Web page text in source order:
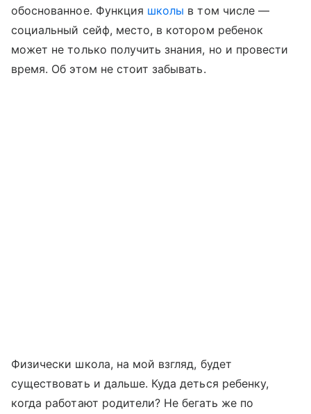
обоснованное. Функция школы в том числе —
социальный сейф, место, в котором ребенок
может не только получить знания, но и провести
время. Об этом не стоит забывать.
Физически школа, на мой взгляд, будет
существовать и дальше. Куда деться ребенку,
когда работают родители? Не бегать же по